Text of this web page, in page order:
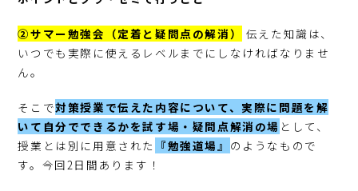
②サマー勉強会（定着と疑問点の解消）
伝えた知識は、
いつでも実際に使えるレベルまでにしなければなりませ
ん。
そこで対策授業で伝えた内容について、実際に問題を解
いて自分でできるかを試す場・疑問点解消の場 として、
授業とは別に用意された 『勉強道場』 のようなもので
す。今回2日間あります！